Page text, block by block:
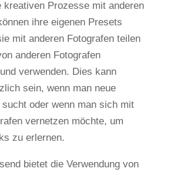
kreativen Prozesse mit anderen
ihre eigenen Presets
mit anderen Fotografen teilen
anderen Fotografen
verwenden. Dies kann
sein, wenn man neue
oder wenn man sich mit
vernetzen möchte, um
zu erlernen.
bietet die Verwendung von